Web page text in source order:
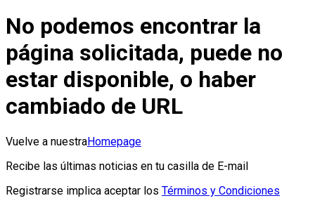
No podemos encontrar la
página solicitada, puede no
estar disponible, o haber
cambiado de URL
Vuelve a nuestraHomepage
Recibe las últimas noticias en tu casilla de E-mail
Registrarse implica aceptar los Términos y Condiciones